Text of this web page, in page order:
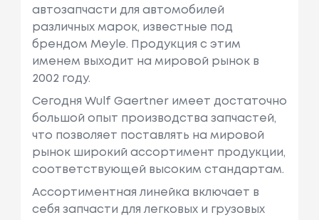
автозапчасти для автомобилей
различных марок, известные под
брендом Meyle. Продукция с этим
именем выходит на мировой рынок в
2002 году.
Сегодня Wulf Gaertner имеет достаточно
большой опыт производства запчастей,
что позволяет поставлять на мировой
рынок широкий ассортимент продукции,
соответствующей высоким стандартам.
Ассортиментная линейка включает в
себя запчасти для легковых и грузовых